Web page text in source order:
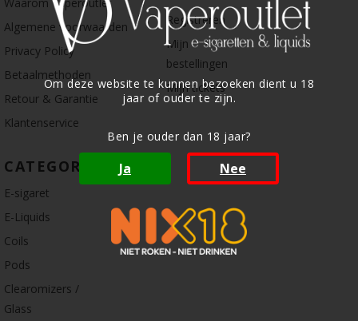
Om deze website te kunnen bezoeken dient u 18
jaar of ouder te zijn.
Ben je ouder dan 18 jaar?
Ja Nee
Waarom Vaperoutlet
Algemene voorwaarden
Privacy Policy
Betaalmethoden
Retour & Garantie
Klantenservice
Registreren
Mijn
bestellingen
Mijn tickets
CATEGORIE
E-sigaret
E-Liquids
Coils
Pods
Clearomizers /
Glass